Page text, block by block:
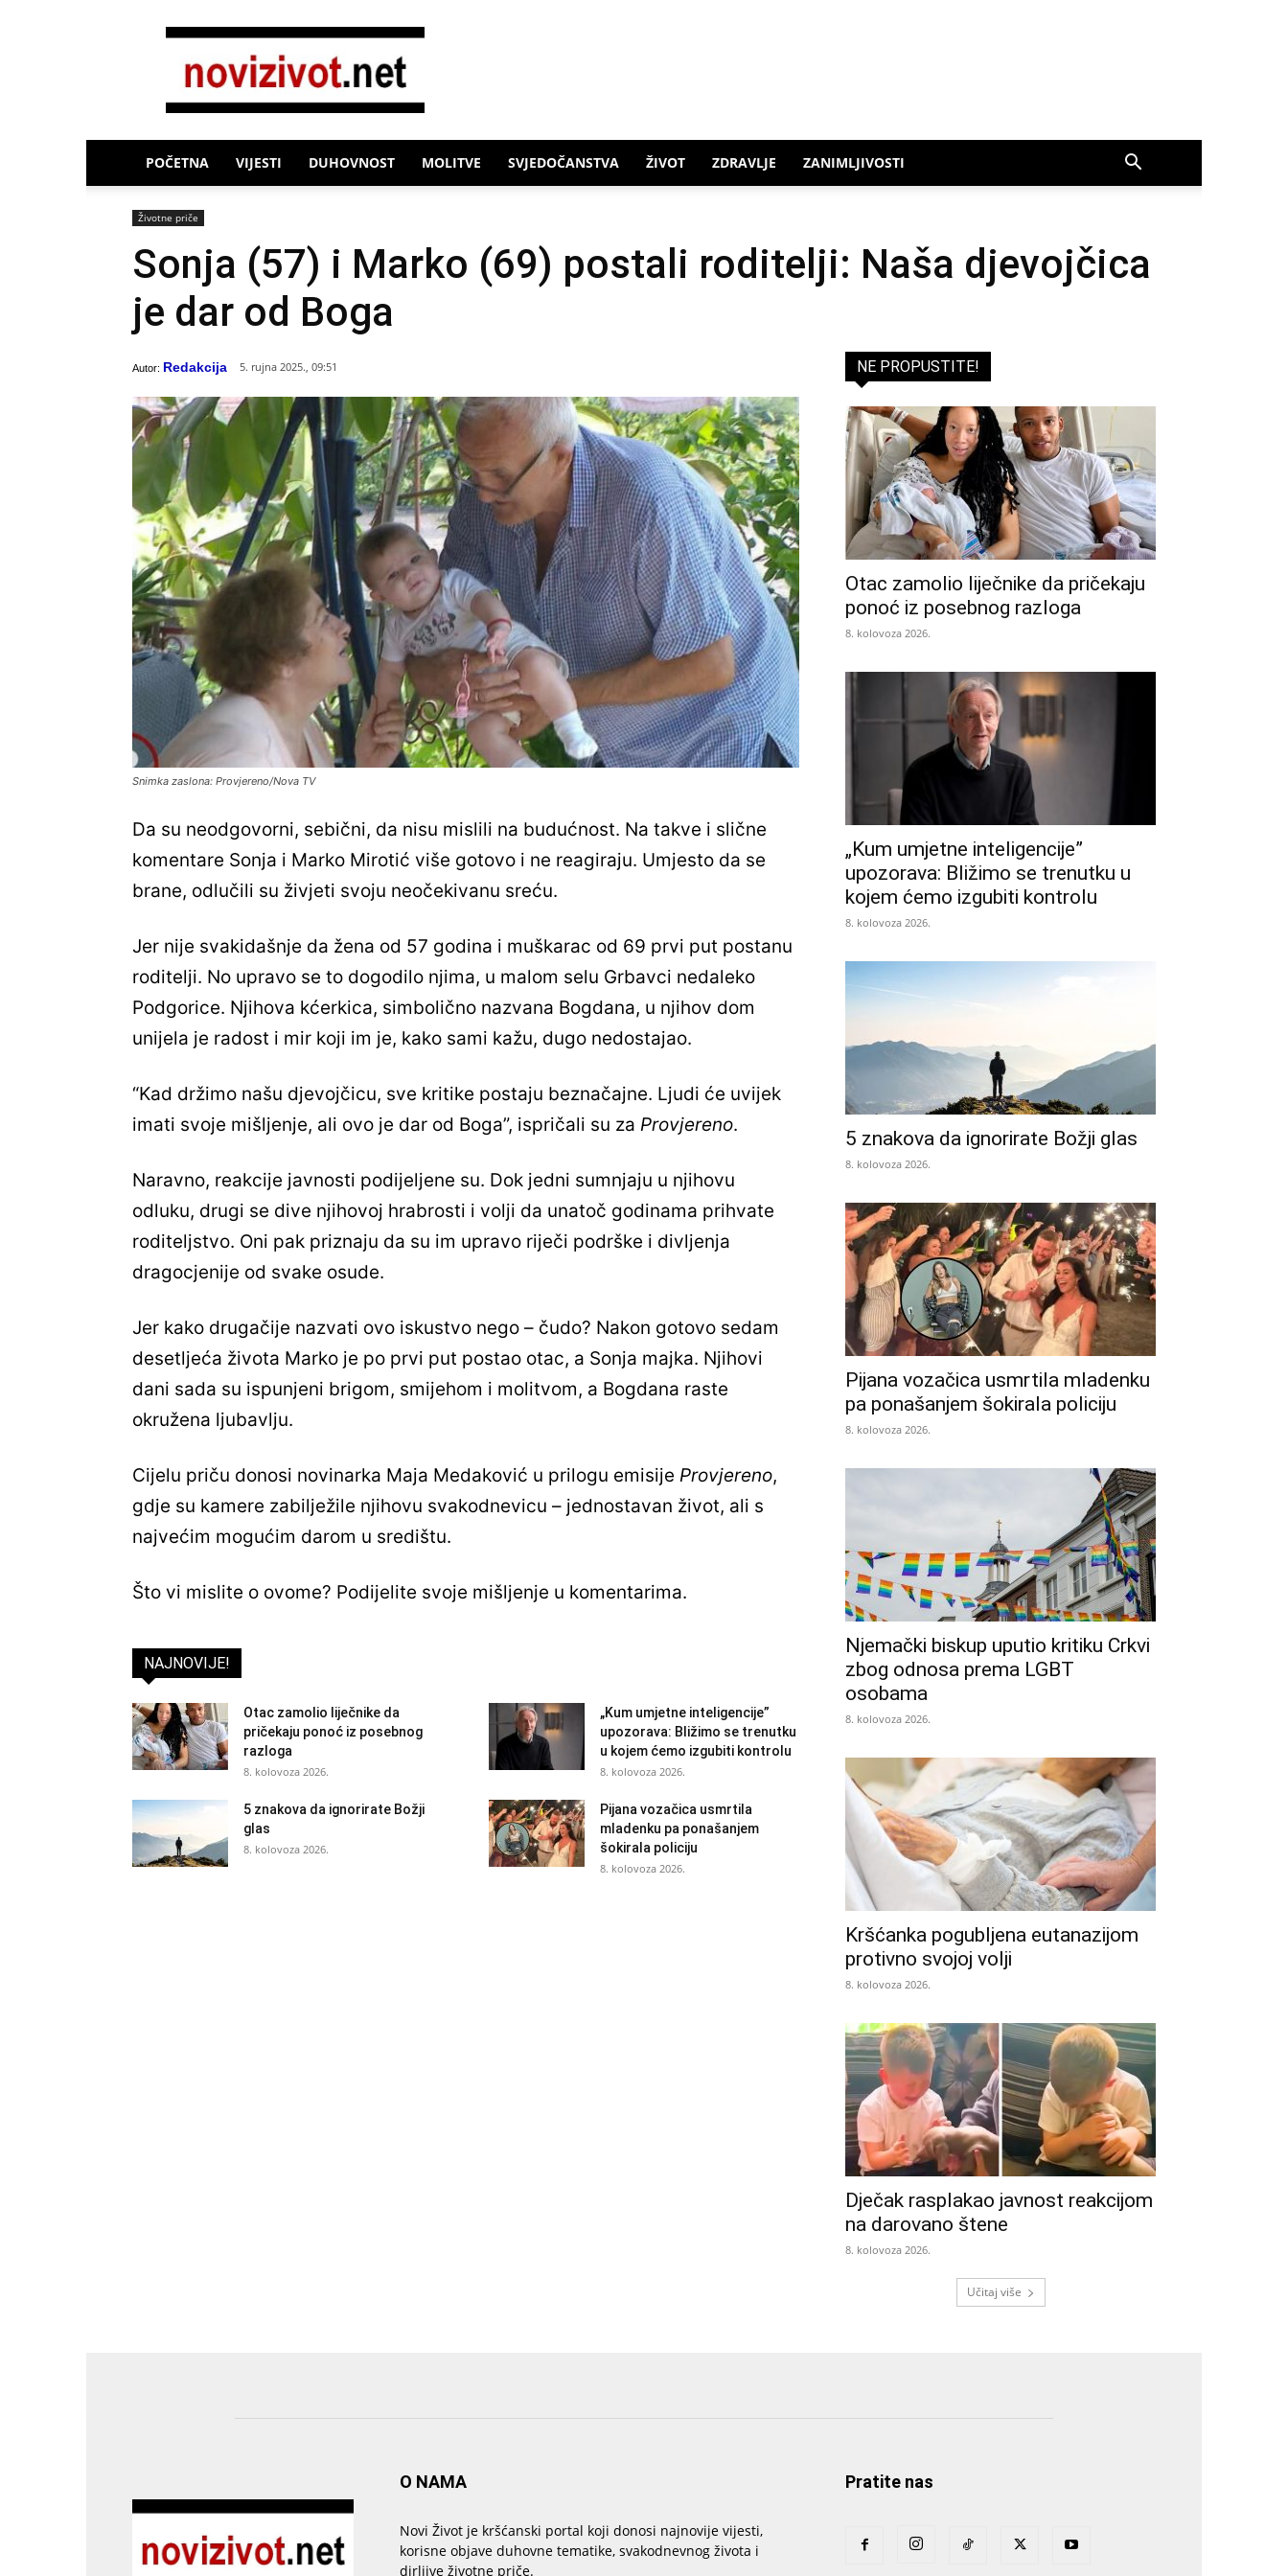
Novi
POČETNA VIJESTI DUHOVNOST MOLITVE SVJEDOČANSTVA ŽIVOT ZDRAVLJE ZANIMLJIVOSTI
Životne priče
Sonja (57) i Marko (69) postali roditelji: Naša djevojčica
je dar od Boga
Autor: Redakcija 5. rujna 2025., 09:51
Snimka zaslona: Provjereno/Nova TV
Da su neodgovorni, sebični, da nisu mislili na budućnost. Na takve i slične
komentare Sonja i Marko Mirotić više gotovo i ne reagiraju. Umjesto da se
brane, odlučili su živjeti svoju neočekivanu sreću.
Jer nije svakidašnje da žena od 57 godina i muškarac od 69 prvi put postanu
roditelji. No upravo se to dogodilo njima, u malom selu Grbavci nedaleko
Podgorice. Njihova kćerkica, simbolično nazvana Bogdana, u njihov dom
unijela je radost i mir koji im je, kako sami kažu, dugo nedostajao.
“Kad držimo našu djevojčicu, sve kritike postaju beznačajne. Ljudi će uvijek
imati svoje mišljenje, ali ovo je dar od Boga”, ispričali su za Provjereno.
Naravno, reakcije javnosti podijeljene su. Dok jedni sumnjaju u njihovu
odluku, drugi se dive njihovoj hrabrosti i volji da unatoč godinama prihvate
roditeljstvo. Oni pak priznaju da su im upravo riječi podrške i divljenja
dragocjenije od svake osude.
Jer kako drugačije nazvati ovo iskustvo nego – čudo? Nakon gotovo sedam
desetljeća života Marko je po prvi put postao otac, a Sonja majka. Njihovi
dani sada su ispunjeni brigom, smijehom i molitvom, a Bogdana raste
okružena ljubavlju.
Cijelu priču donosi novinarka Maja Medaković u prilogu emisije Provjereno,
gdje su kamere zabilježile njihovu svakodnevicu – jednostavan život, ali s
najvećim mogućim darom u središtu.
Što vi mislite o ovome? Podijelite svoje mišljenje u komentarima.
NAJNOVIJE!
Otac zamolio liječnike da
pričekaju ponoć iz posebnog
razloga
8. kolovoza 2026.
„Kum umjetne inteligencije”
upozorava: Bližimo se trenutku
u kojem ćemo izgubiti kontrolu
8. kolovoza 2026.
5 znakova da ignorirate Božji
glas
8. kolovoza 2026.
Pijana vozačica usmrtila
mladenku pa ponašanjem
šokirala policiju
8. kolovoza 2026.
NE PROPUSTITE!
Otac zamolio liječnike da pričekaju
ponoć iz posebnog razloga
8. kolovoza 2026.
„Kum umjetne inteligencije”
upozorava: Bližimo se trenutku u
kojem ćemo izgubiti kontrolu
8. kolovoza 2026.
5 znakova da ignorirate Božji glas
8. kolovoza 2026.
Pijana vozačica usmrtila mladenku
pa ponašanjem šokirala policiju
8. kolovoza 2026.
Njemački biskup uputio kritiku Crkvi
zbog odnosa prema LGBT
osobama
8. kolovoza 2026.
Kršćanka pogubljena eutanazijom
protivno svojoj volji
8. kolovoza 2026.
Dječak rasplakao javnost reakcijom
na darovano štene
8. kolovoza 2026.
Učitaj više
O NAMA
Novi Život je kršćanski portal koji donosi najnovije vijesti,
korisne objave duhovne tematike, svakodnevnog života i
dirljive životne priče.
Pratite nas